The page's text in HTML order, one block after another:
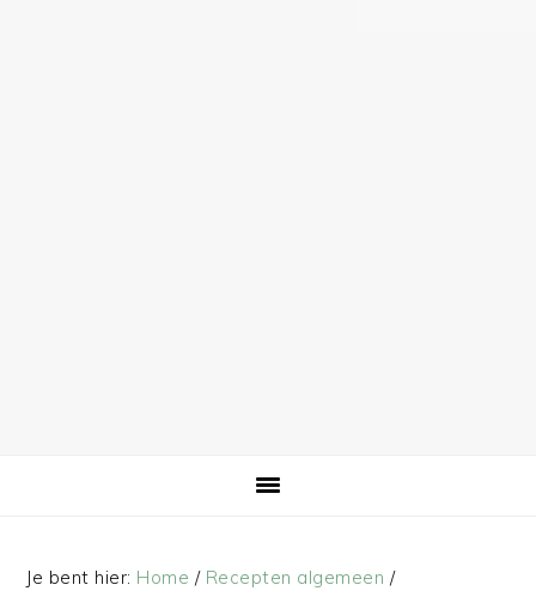
Je bent hier: Home / Recepten algemeen /